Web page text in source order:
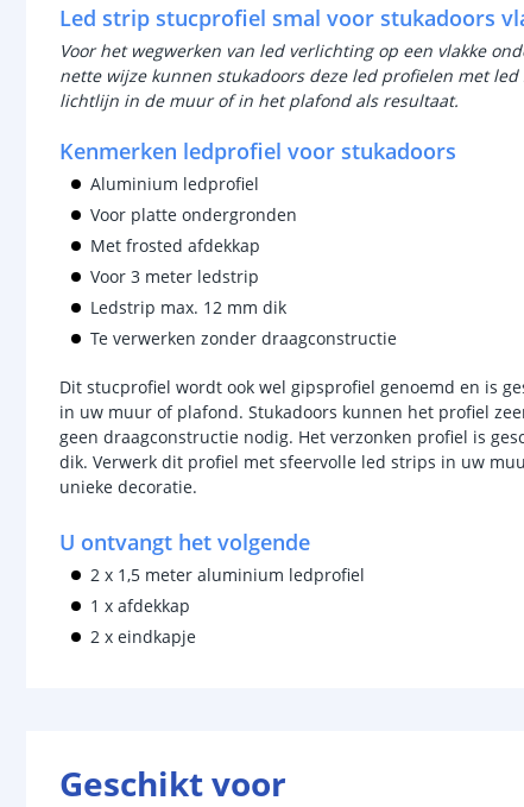
Led strip stucprofiel smal voor stukadoors
Voor het wegwerken van led verlichting op een vlakke
nette wijze kunnen stukadoors deze led profielen met
lichtlijn in de muur of in het plafond als resultaat.
Kenmerken ledprofiel voor stukadoors
Aluminium ledprofiel
Voor platte ondergronden
Met frosted afdekkap
Voor 3 meter ledstrip
Ledstrip max. 12 mm dik
Te verwerken zonder draagconstructie
Dit stucprofiel wordt ook wel gipsprofiel genoemd en is
in uw muur of plafond. Stukadoors kunnen het profiel
geen draagconstructie nodig. Het verzonken profiel is
dik. Verwerk dit profiel met sfeervolle led strips in uw
unieke decoratie.
U ontvangt het volgende
2 x 1,5 meter aluminium ledprofiel
1 x afdekkap
2 x eindkapje
Geschikt voor